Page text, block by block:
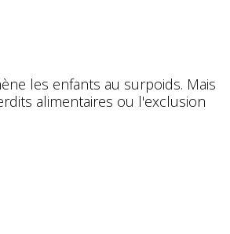
les enfants au surpoids. Mais
alimentaires ou l'exclusion